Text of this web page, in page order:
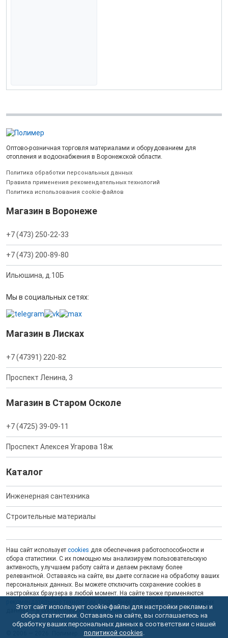
Оптово-розничная торговля материалами и оборудованием для
отопления и водоснабжения в Воронежской области.
Политика обработки персональных данных
Правила применения рекомендательных технологий
Политика использования cookie-файлов
Магазин в Воронеже
+7 (473) 250-22-33
+7 (473) 200-89-80
Ильюшина, д.10Б
Мы в социальных сетях:
Магазин в Лисках
+7 (47391) 220-82
Проспект Ленина, 3
Магазин в Старом Осколе
+7 (4725) 39-09-11
Проспект Алексея Угарова 18ж
Каталог
Инженерная сантехника
Строительные материалы
Наш сайт использует cookies для обеспечения работоспособности и
сбора статистики. С их помощью мы анализируем пользовательскую
активность, улучшаем работу сайта и делаем рекламу более
релевантной. Оставаясь на сайте, вы даете согласие на обработку ваших
персональных данных. Вы можете отключить сохранение cookies в
настройках браузера в любой момент. На сайте также применяются
данных — в соответствующейПолитике.
Этот сайт использует cookie-файлы для настройки рекламы и
сбора статистики. Оставаясь на сайте, вы соглашаетесь на
обработку ваших персональных данных в соответствии с нашей
политикой cookies.